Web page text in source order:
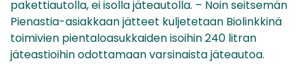
pakettiautolla, ei isolla jäteautolla. – Noin seitsemän
Pienastia-asiakkaan jätteet kuljetetaan Biolinkkinä
toimivien pientaloasukkaiden isoihin 240 litran
jäteastioihin odottamaan varsinaista jäteautoa.